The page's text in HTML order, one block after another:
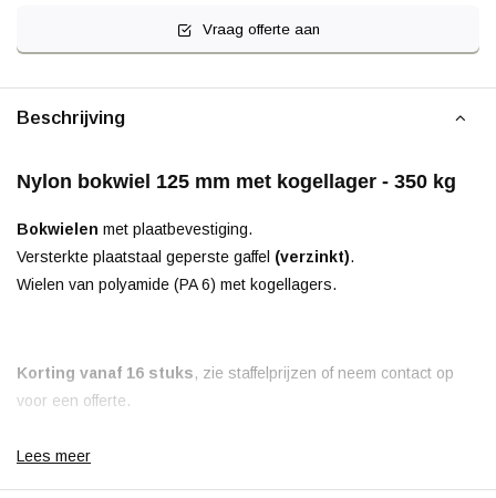
Vraag offerte aan
Beschrijving
Nylon bokwiel 125 mm met kogellager - 350 kg
Bokwielen met plaatbevestiging.
Versterkte plaatstaal geperste gaffel (verzinkt).
Wielen van polyamide (PA 6) met kogellagers.
Korting vanaf 16 stuks, zie staffelprijzen of neem contact op
voor een offerte.
Lees meer